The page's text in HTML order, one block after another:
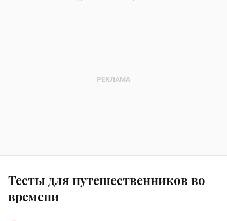
Тесты для путешественников во
времени